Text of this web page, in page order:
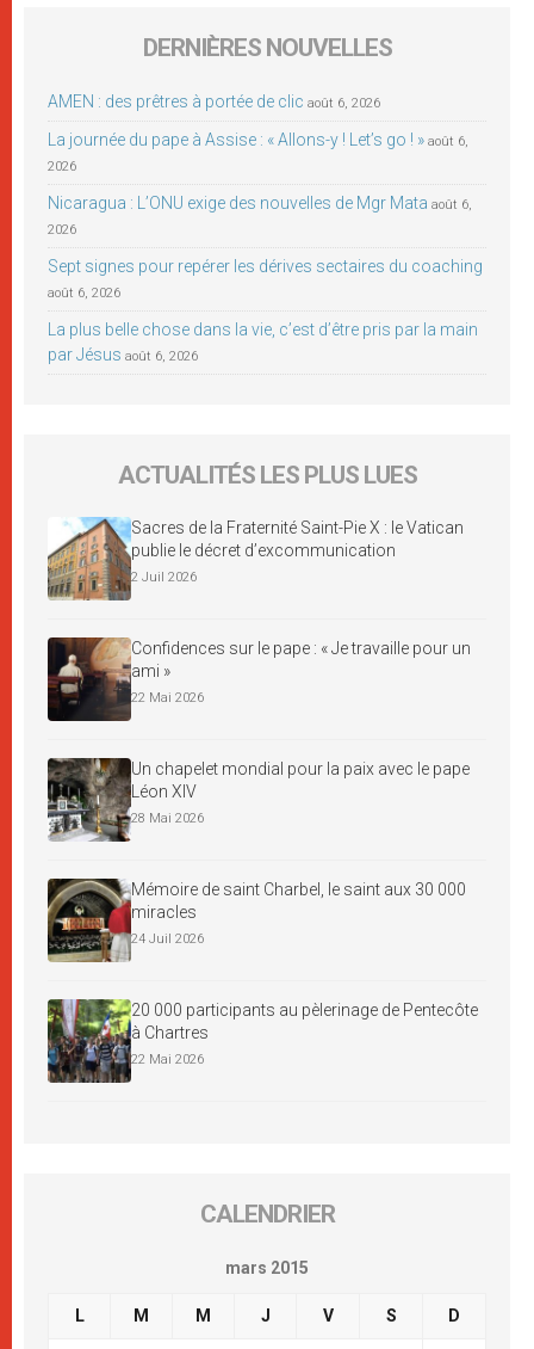
DERNIÈRES NOUVELLES
AMEN : des prêtres à portée de clic août 6, 2026
La journée du pape à Assise : « Allons-y ! Let’s go ! » août 6,
2026
Nicaragua : L’ONU exige des nouvelles de Mgr Mata août 6,
2026
Sept signes pour repérer les dérives sectaires du coaching
août 6, 2026
La plus belle chose dans la vie, c’est d’être pris par la main
par Jésus août 6, 2026
ACTUALITÉS LES PLUS LUES
Sacres de la Fraternité Saint-Pie X : le Vatican
publie le décret d’excommunication
2 Juil 2026
Confidences sur le pape : « Je travaille pour un
ami »
22 Mai 2026
Un chapelet mondial pour la paix avec le pape
Léon XIV
28 Mai 2026
Mémoire de saint Charbel, le saint aux 30 000
miracles
24 Juil 2026
20 000 participants au pèlerinage de Pentecôte
à Chartres
22 Mai 2026
CALENDRIER
mars 2015
L M M J V S D